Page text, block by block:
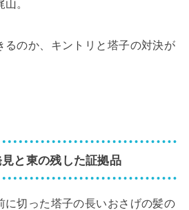
。
るのか、キントリと塔子の対決が
と東の残した証拠品
に切った塔子の長いおさげの髪の